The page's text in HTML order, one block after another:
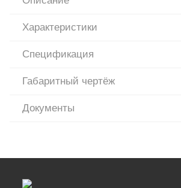
Характеристики
Спецификация
Габаритный чертёж
Документы